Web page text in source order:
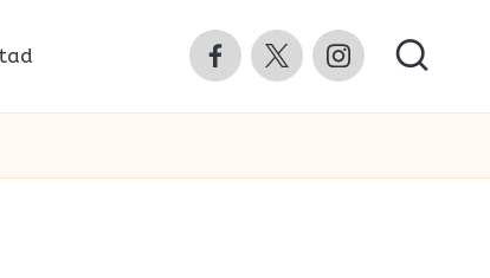
FacebookTwitterInstagram